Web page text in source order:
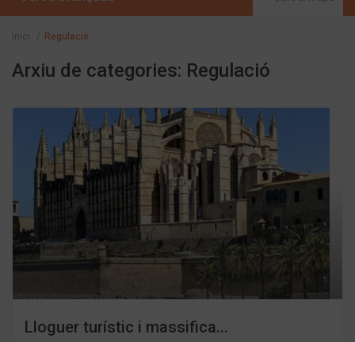
Inici Regulació
Arxiu de categories: Regulació
Lloguer turístic i massifica...